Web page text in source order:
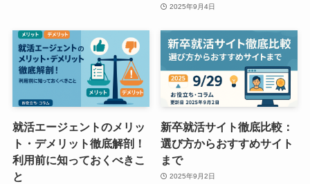
2025年9月4日
就活エージェントのメリッ
ト・デメリット徹底解剖！
利用前に知っておくべきこ
と
新卒就活サイト徹底比較：
選び方からおすすめサイト
まで
2025年9月2日